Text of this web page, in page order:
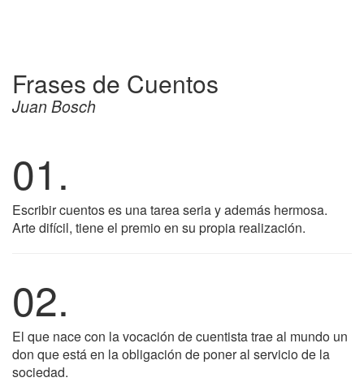
Frases de Cuentos
Juan Bosch
01.
Escribir cuentos es una tarea seria y además hermosa.
Arte difícil, tiene el premio en su propia realización.
02.
El que nace con la vocación de cuentista trae al mundo un
don que está en la obligación de poner al servicio de la
sociedad.